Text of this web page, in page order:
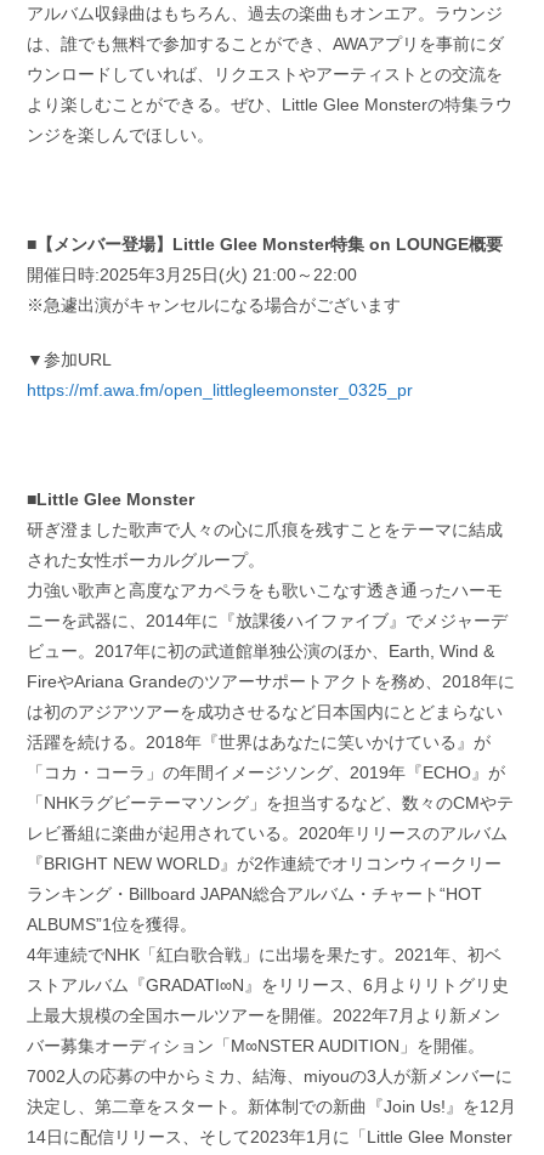
アルバム収録曲はもちろん、過去の楽曲もオンエア。ラウンジ
は、誰でも無料で参加することができ、AWAアプリを事前にダ
ウンロードしていれば、リクエストやアーティストとの交流を
より楽しむことができる。ぜひ、Little Glee Monsterの特集ラウ
ンジを楽しんでほしい。
■【メンバー登場】Little Glee Monster特集 on LOUNGE概要
開催日時:2025年3月25日(火) 21:00～22:00
※急遽出演がキャンセルになる場合がございます
▼参加URL
https://mf.awa.fm/open_littlegleemonster_0325_pr
■Little Glee Monster
研ぎ澄ました歌声で人々の心に爪痕を残すことをテーマに結成
された女性ボーカルグループ。
力強い歌声と高度なアカペラをも歌いこなす透き通ったハーモ
ニーを武器に、2014年に『放課後ハイファイブ』でメジャーデ
ビュー。2017年に初の武道館単独公演のほか、Earth, Wind &
FireやAriana Grandeのツアーサポートアクトを務め、2018年に
は初のアジアツアーを成功させるなど日本国内にとどまらない
活躍を続ける。2018年『世界はあなたに笑いかけている』が
「コカ・コーラ」の年間イメージソング、2019年『ECHO』が
「NHKラグビーテーマソング」を担当するなど、数々のCMやテ
レビ番組に楽曲が起用されている。2020年リリースのアルバム
『BRIGHT NEW WORLD』が2作連続でオリコンウィークリー
ランキング・Billboard JAPAN総合アルバム・チャート“HOT
ALBUMS”1位を獲得。
4年連続でNHK「紅白歌合戦」に出場を果たす。2021年、初ベ
ストアルバム『GRADATI∞N』をリリース、6月よりリトグリ史
上最大規模の全国ホールツアーを開催。2022年7月より新メン
バー募集オーディション「M∞NSTER AUDITION」を開催。
7002人の応募の中からミカ、結海、miyouの3人が新メンバーに
決定し、第二章をスタート。新体制での新曲『Join Us!』を12月
14日に配信リリース、そして2023年1月に「Little Glee Monster